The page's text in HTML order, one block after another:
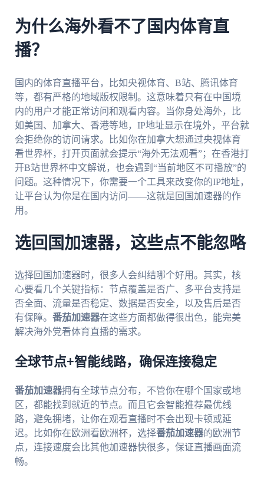
为什么海外看不了国内体育直
播？
国内的体育直播平台，比如央视体育、B站、腾讯体育
等，都有严格的地域版权限制。这意味着只有在中国境
内的用户才能正常访问和观看内容。当你身处海外，比
如美国、加拿大、香港等地，IP地址显示在境外，平台就
会拒绝你的访问请求。比如你在加拿大想通过央视体育
看世界杯，打开页面就会提示“海外无法观看”；在香港打
开B站世界杯中文解说，也会遇到“当前地区不可播放”的
问题。这种情况下，你需要一个工具来改变你的IP地址，
让平台认为你是在国内访问——这就是回国加速器的作
用。
选回国加速器，这些点不能忽略
选择回国加速器时，很多人会纠结哪个好用。其实，核
心要看几个关键指标：节点覆盖是否广、多平台支持是
否全面、流量是否稳定、数据是否安全，以及售后是否
有保障。 番茄加速器在这些方面都做得很出色，能完美
解决海外党看体育直播的需求。
全球节点+智能线路，确保连接稳定
番茄加速器拥有全球节点分布，不管你在哪个国家或地
区，都能找到就近的节点。而且它会智能推荐最优线
路，避免拥堵，让你在观看直播时不会出现卡顿或延
迟。比如你在欧洲看欧洲杯，选择番茄加速器的欧洲节
点，连接速度会比其他加速器快很多，保证直播画面流
畅。